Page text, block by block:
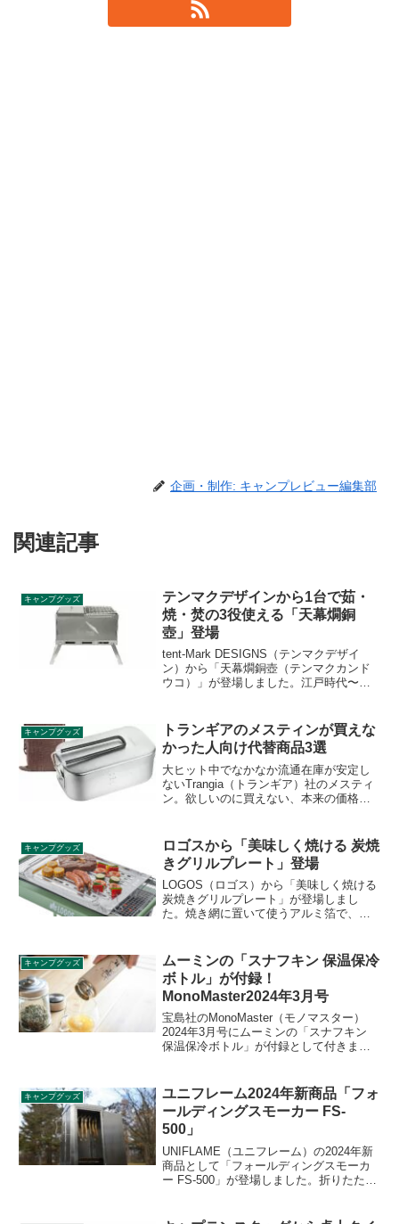
企画・制作: キャンプレビュー編集部
関連記事
キャンプグッズ
テンマクデザインから1台で茹・
焼・焚の3役使える「天幕燗銅
壺」登場
tent-Mark DESIGNS（テンマクデザイ
ン）から「天幕燗銅壺（テンマクカンド
ウコ）」が登場しました。江戸時代〜昭
ニークな商品です。1台あれば燗銅壺・チ
ャコールグリル・焚き火台として使えま
す。詳細をレビューします。
キャンプグッズ
トランギアのメスティンが買えな
かった人向け代替商品3選
大ヒット中でなかなか流通在庫が安定し
ないTrangia（トランギア）社のメスティ
ン。欲しいのに買えない、本来の価格よ
す。そんな方向けにトランギア以外のメ
スティンをご紹介します。
キャンプグッズ
ロゴスから「美味しく焼ける 炭焼
きグリルプレート」登場
LOGOS（ロゴス）から「美味しく焼ける
炭焼きグリルプレート」が登場しまし
た。焼き網に置いて使うアルミ箔で、清
きとほぼ同じになります。詳細をレビュ
ーします。
キャンプグッズ
ムーミンの「スナフキン 保温保冷
ボトル」が付録！
MonoMaster2024年3月号
宝島社のMonoMaster（モノマスター）
2024年3月号にムーミンの「スナフキン
保温保冷ボトル」が付録として付きま
るため、茶葉を通しにくく便利です。詳
細をレビューします。
キャンプグッズ
ユニフレーム2024年新商品「フォ
ールディングスモーカー FS-
500」
UNIFLAME（ユニフレーム）の2024年新
商品として「フォールディングスモーカ
ー FS-500」が登場しました。折りたたみ